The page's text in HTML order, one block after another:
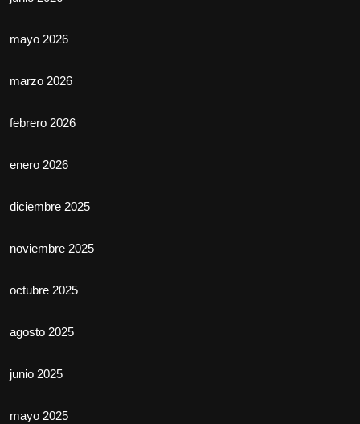
mayo 2026
marzo 2026
febrero 2026
enero 2026
diciembre 2025
noviembre 2025
octubre 2025
agosto 2025
junio 2025
mayo 2025